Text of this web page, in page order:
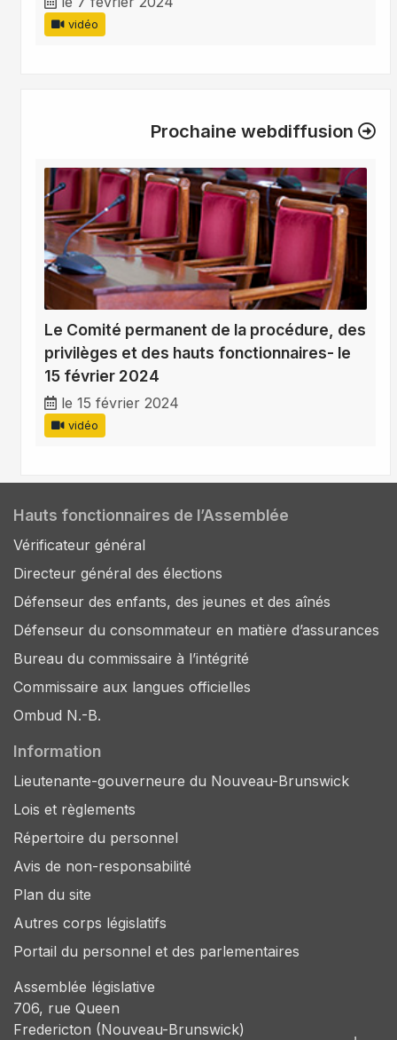
vidéo
Prochaine webdiffusion
Le Comité permanent de la procédure, des
privilèges et des hauts fonctionnaires- le
15 février 2024
le 15 février 2024
vidéo
Hauts fonctionnaires de l’Assemblée
Vérificateur général
Directeur général des élections
Défenseur des enfants, des jeunes et des aînés
Défenseur du consommateur en matière d’assurances
Bureau du commissaire à l’intégrité
Commissaire aux langues officielles
Ombud N.-B.
Information
Lieutenante-gouverneure du Nouveau-Brunswick
Lois et règlements
Répertoire du personnel
Avis de non-responsabilité
Plan du site
Autres corps législatifs
Portail du personnel et des parlementaires
Assemblée législative
706, rue Queen
Fredericton (Nouveau-Brunswick)